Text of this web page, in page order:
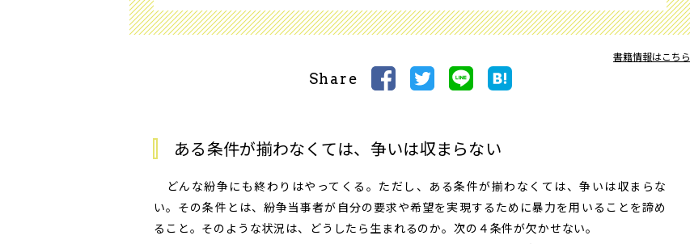
書籍情報はこちら
Share
ある条件が揃わなくては、争いは収まらない
どんな紛争にも終わりはやってくる。ただし、ある条件が揃わなくては、争いは収まらな
い。その条件とは、紛争当事者が自分の要求や希望を実現するために暴力を用いることを諦め
ること。そのような状況は、どうしたら生まれるのか。次の４条件が欠かせない。